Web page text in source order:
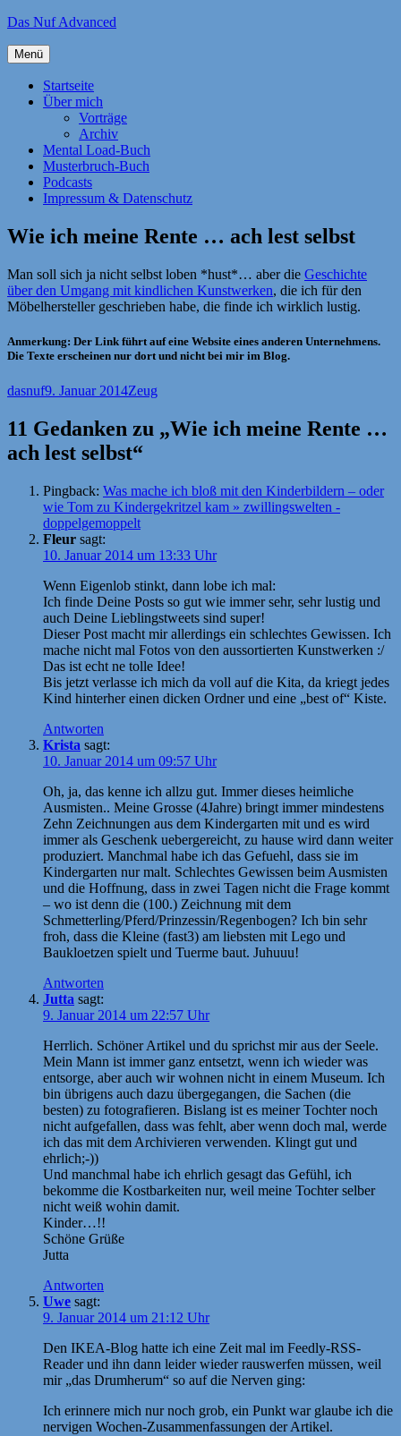
Zum
springen
Das Nuf Advanced
Menü
Startseite
Über mich
Vorträge
Archiv
Mental Load-Buch
Musterbruch-Buch
Podcasts
Impressum & Datenschutz
Wie ich meine Rente … ach lest selbst
Man soll sich ja nicht selbst loben *hust*… aber die Geschichte
über den Umgang mit kindlichen Kunstwerken, die ich für den
Möbelhersteller geschrieben habe, die finde ich wirklich lustig.
Anmerkung: Der Link führt auf eine Website eines anderen Unternehmens.
Die Texte erscheinen nur dort und nicht bei mir im Blog.
Autor
dasnufVeröffentlicht
9. Januar 2014Kategorien
Zeug
11 Gedanken zu „Wie ich meine Rente …
ach lest selbst“
Pingback: Was mache ich bloß mit den Kinderbildern – oder
wie Tom zu Kindergekritzel kam » zwillingswelten -
doppelgemoppelt
Fleur sagt:
10. Januar 2014 um 13:33 Uhr
Wenn Eigenlob stinkt, dann lobe ich mal:
Ich finde Deine Posts so gut wie immer sehr, sehr lustig und
auch Deine Lieblingstweets sind super!
Dieser Post macht mir allerdings ein schlechtes Gewissen. Ich
mache nicht mal Fotos von den aussortierten Kunstwerken :/
Das ist echt ne tolle Idee!
Bis jetzt verlasse ich mich da voll auf die Kita, da kriegt jedes
Kind hinterher einen dicken Ordner und eine „best of“ Kiste.
Antworten
Krista sagt:
10. Januar 2014 um 09:57 Uhr
Oh, ja, das kenne ich allzu gut. Immer dieses heimliche
Ausmisten.. Meine Grosse (4Jahre) bringt immer mindestens
Zehn Zeichnungen aus dem Kindergarten mit und es wird
immer als Geschenk uebergereicht, zu hause wird dann weiter
produziert. Manchmal habe ich das Gefuehl, dass sie im
Kindergarten nur malt. Schlechtes Gewissen beim Ausmisten
und die Hoffnung, dass in zwei Tagen nicht die Frage kommt
– wo ist denn die (100.) Zeichnung mit dem
Schmetterling/Pferd/Prinzessin/Regenbogen? Ich bin sehr
froh, dass die Kleine (fast3) am liebsten mit Lego und
Baukloetzen spielt und Tuerme baut. Juhuuu!
Antworten
Jutta sagt:
9. Januar 2014 um 22:57 Uhr
Herrlich. Schöner Artikel und du sprichst mir aus der Seele.
Mein Mann ist immer ganz entsetzt, wenn ich wieder was
entsorge, aber auch wir wohnen nicht in einem Museum. Ich
bin übrigens auch dazu übergegangen, die Sachen (die
besten) zu fotografieren. Bislang ist es meiner Tochter noch
nicht aufgefallen, dass was fehlt, aber wenn doch mal, werde
ich das mit dem Archivieren verwenden. Klingt gut und
ehrlich;-))
Und manchmal habe ich ehrlich gesagt das Gefühl, ich
bekomme die Kostbarkeiten nur, weil meine Tochter selber
nicht weiß wohin damit.
Kinder…!!
Schöne Grüße
Jutta
Antworten
Uwe sagt:
9. Januar 2014 um 21:12 Uhr
Den IKEA-Blog hatte ich eine Zeit mal im Feedly-RSS-
Reader und ihn dann leider wieder rauswerfen müssen, weil
mir „das Drumherum“ so auf die Nerven ging:
Ich erinnere mich nur noch grob, ein Punkt war glaube ich die
nervigen Wochen-Zusammenfassungen der Artikel.